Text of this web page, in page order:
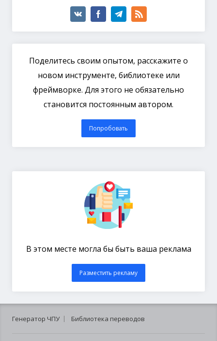
Поделитесь своим опытом, расскажите о
новом инструменте, библиотеке или
фреймворке. Для этого не обязательно
становится постоянным автором.
Попробовать
В этом месте могла бы быть ваша реклама
Разместить рекламу
Генератор ЧПУ Библиотека переводов